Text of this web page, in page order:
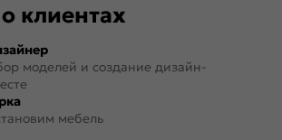
клиентах
моделей и создание дизайн-
мебель